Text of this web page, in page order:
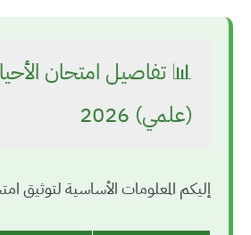
📊 تفاصيل امتحان
(علمي) 2026
إليكم المعلومات الأساسية لتوثيق